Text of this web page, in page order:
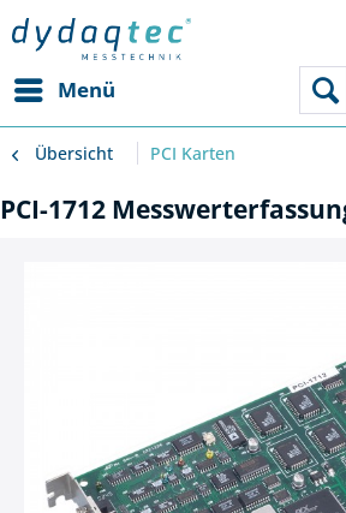
Menü
Übersicht PCI Karten
PCI-1712